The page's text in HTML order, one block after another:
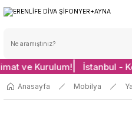
ve Kurulum! İstanbul -
Anasayfa Mobilya